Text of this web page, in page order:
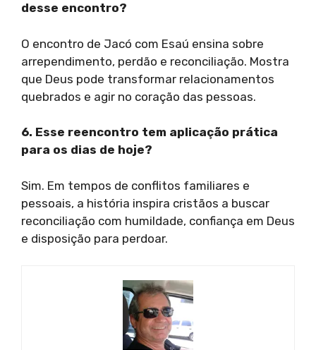
desse encontro?
O encontro de Jacó com Esaú ensina sobre
arrependimento, perdão e reconciliação. Mostra
que Deus pode transformar relacionamentos
quebrados e agir no coração das pessoas.
6. Esse reencontro tem aplicação prática
para os dias de hoje?
Sim. Em tempos de conflitos familiares e
pessoais, a história inspira cristãos a buscar
reconciliação com humildade, confiança em Deus
e disposição para perdoar.